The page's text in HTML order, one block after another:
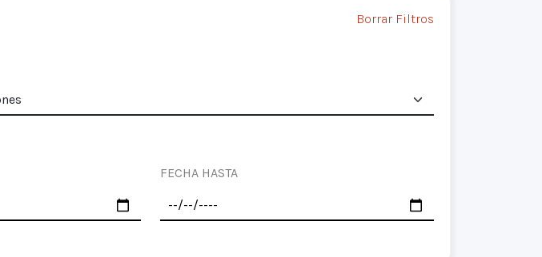
Borrar Filtros
FECHA HASTA